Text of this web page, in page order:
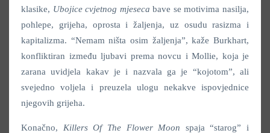
klasike, Ubojice cvjetnog mjeseca bave se motivima nasilja,
pohlepe, grijeha, oprosta i žaljenja, uz osudu rasizma i
kapitalizma. “Nemam ništa osim žaljenja”, kaže Burkhart,
konfliktiran između ljubavi prema novcu i Mollie, koja je
zarana uvidjela kakav je i nazvala ga je “kojotom”, ali
svejedno voljela i preuzela ulogu nekakve ispovjednice
njegovih grijeha.
Konačno, Killers Of The Flower Moon spaja “starog” i